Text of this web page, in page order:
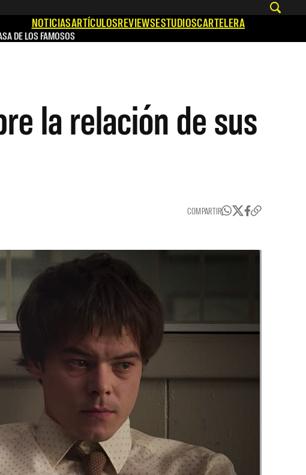
NOTICIASARTÍCULOSREVIEWSESTUDIOSCARTELERA
DE LOS FAMOSOS
la relación de sus
COMPARTIR